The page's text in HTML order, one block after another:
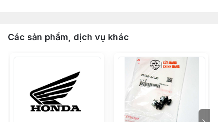
Các sản phẩm, dịch vụ khác